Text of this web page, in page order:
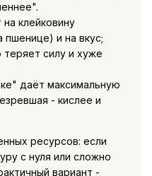
на клейковину
пшенице) и на вкус;
теряет силу и хуже
даёт максимальную
- кислее и
ресурсов: если
с нуля или сложно
вариант -